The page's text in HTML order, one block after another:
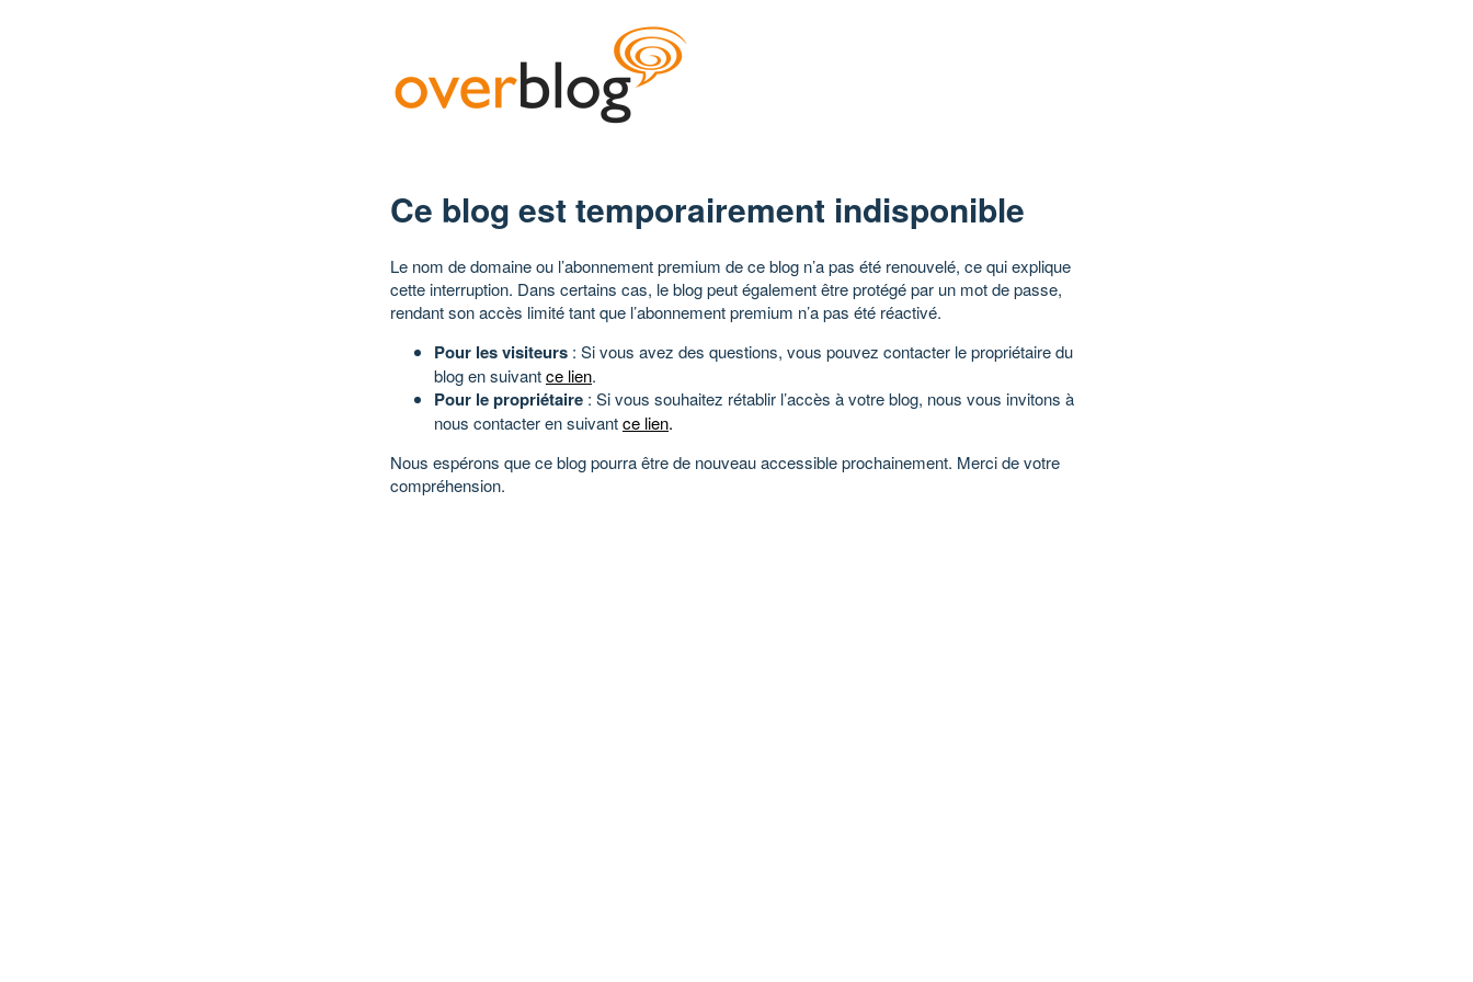
Ce blog est temporairement indisponible
Le nom de domaine ou l’abonnement premium de ce blog n’a pas été renouvelé, ce qui explique
cette interruption. Dans certains cas, le blog peut également être protégé par un mot de passe,
rendant son accès limité tant que l’abonnement premium n’a pas été réactivé.
Pour les visiteurs : Si vous avez des questions, vous pouvez contacter le propriétaire du
blog en suivantce lien.
Pour le propriétaire : Si vous souhaitez rétablir l’accès à votre blog, nous vous invitons à
nous contacter en suivantce lien.
Nous espérons que ce blog pourra être de nouveau accessible prochainement. Merci de votre
compréhension.